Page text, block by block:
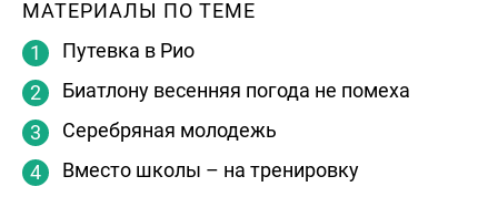
МАТЕРИАЛЫ ПО ТЕМЕ
Путевка в Рио
Биатлону весенняя погода не помеха
Серебряная молодежь
Вместо школы – на тренировку